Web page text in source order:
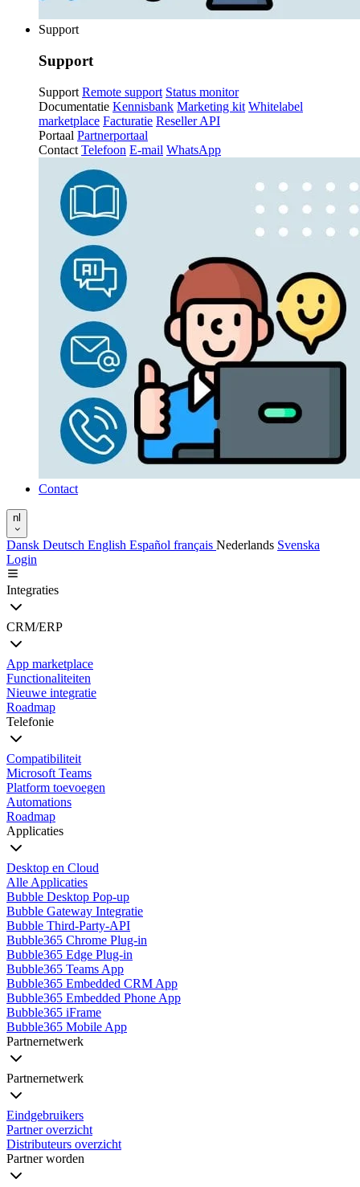
Support
Support
Support Remote support Status monitor
Documentatie Kennisbank Marketing kit Whitelabel
marketplace Facturatie Reseller API
Portaal Partnerportaal
Contact Telefoon E-mail WhatsApp
Contact
nl
Dansk Deutsch English Español français Nederlands Svenska
Login
Integraties
CRM/ERP
App marketplace
Functionaliteiten
Nieuwe integratie
Roadmap
Telefonie
Compatibiliteit
Microsoft Teams
Platform toevoegen
Automations
Roadmap
Applicaties
Desktop en Cloud
Alle Applicaties
Bubble Desktop Pop-up
Bubble Gateway Integratie
Bubble Third-Party-API
Bubble365 Chrome Plug-in
Bubble365 Edge Plug-in
Bubble365 Teams App
Bubble365 Embedded CRM App
Bubble365 Embedded Phone App
Bubble365 iFrame
Bubble365 Mobile App
Partnernetwerk
Partnernetwerk
Eindgebruikers
Partner overzicht
Distributeurs overzicht
Partner worden